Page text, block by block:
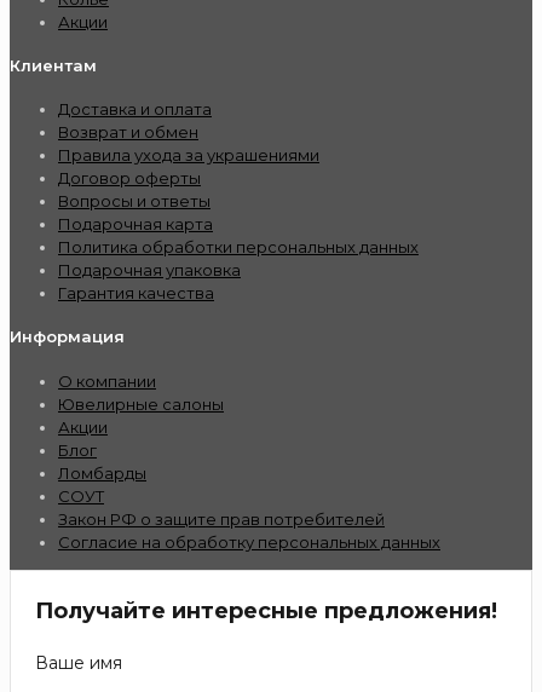
Акции
Клиентам
Доставка и оплата
Возврат и обмен
Правила ухода за украшениями
Договор оферты
Вопросы и ответы
Подарочная карта
Политика обработки персональных данных
Подарочная упаковка
Гарантия качества
Информация
О компании
Ювелирные салоны
Акции
Блог
Ломбарды
СОУТ
Закон РФ о защите прав потребителей
Согласие на обработку персональных данных
Получайте интересные предложения!
Ваше имя